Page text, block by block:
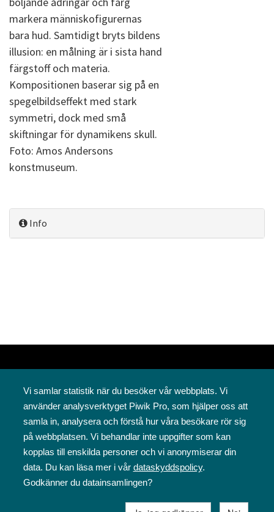
markera människofigurernas
bara hud. Samtidigt bryts bildens
illusion: en målning är i sista hand
färgstoff och materia.
Kompositionen baserar sig på en
spegelbildseffekt med stark
symmetri, dock med små
skiftningar för dynamikens skull.
Foto: Amos Andersons
konstmuseum.
Info
Svenska folkskolans vänner rf
Annegatan 12
00120 Helsingfors
09 6844 570
sfv@sfv.fi
Vi samlar statistik när du besöker vår webbplats. Vi
använder analysverktyget Piwik Pro, som hjälper oss att
samla in, analysera och förstå hur våra besökare rör sig
på webbplatsen. Vi behandlar inte uppgifter som kan
kopplas till enskilda personer och vi anonymiserar din
data. Du kan läsa mer i vår dataskyddspolicy.
Godkänner du datainsamlingen?